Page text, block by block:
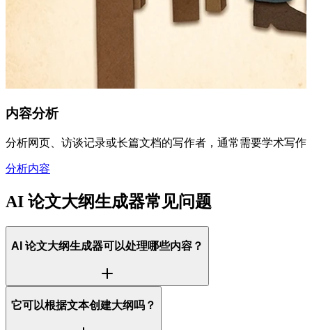
内容分析
分析网页、访谈记录或长篇文档的写作者，通常需要学术写
分析内容
AI 论文大纲生成器常见问题
AI 论文大纲生成器可以处理哪些内容？
它可以根据文本创建大纲吗？